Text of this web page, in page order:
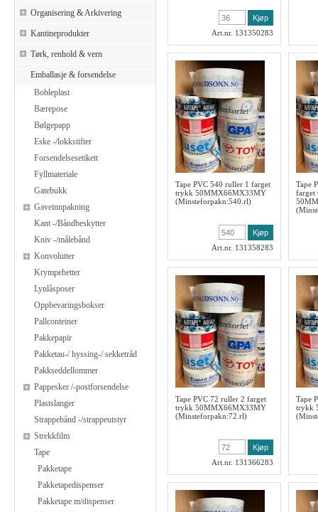
Organisering & Arkivering
Kantineprodukter
Tørk, renhold & vern
Emballasje & forsendelse
Bobleplast
Bærepose
Bølgepapp
Eske -/lokkstifter
Forsendelsesetikett
Fyllmateriale
Gatebukk
Gaveinnpakning
Kant -/Båndbeskytter
Kniv -/målebånd
Konvolutter
Krympehetter
Lynlåsposer
Oppbevaringsbokser
Pallconteiner
Pakkepapir
Pakketau-/ hyssing-/ sekketråd
Pakkseddellommer
Pappesker /-postforsendelse
Plastslanger
Strappebånd -/strappeutstyr
Strekkfilm
Tape
Pakketape
Pakketapedispenser
Pakketape m/dispenser
Art.nr. 131350283
Tape PVC 540 ruller 1 farget
trykk 50MMX66MX33MY
(Minsteforpakn:540.rl)
Art.nr. 131358283
Tape
farget
Tape PVC 72 ruller 2 farget
trykk 50MMX66MX33MY
(Minsteforpakn:72.rl)
Art.nr. 131366283
Tape
trykk